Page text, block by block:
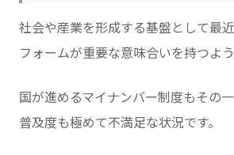
社会や産業を形成する基盤として最
フォームが重要な意味合いを持つよ
国が進めるマイナンバー制度もその
普及度も極めて不満足な状況です。